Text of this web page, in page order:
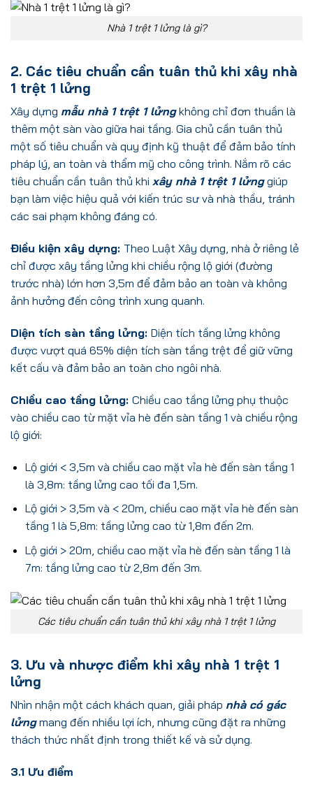
Nhà 1 trệt 1 lửng là gì?
2. Các tiêu chuẩn cần tuân thủ khi xây nhà
1 trệt 1 lửng
Xây dựng mẫu nhà 1 trệt 1 lửngkhông chỉ đơn thuần là
thêm một sàn vào giữa hai tầng. Gia chủ cần tuân thủ
một số tiêu chuẩn và quy định kỹ thuật để đảm bảo tính
pháp lý, an toàn và thẩm mỹ cho công trình. Nắm rõ các
tiêu chuẩn cần tuân thủ khi xây nhà 1 trệt 1 lửnggiúp
bạn làm việc hiệu quả với kiến trúc sư và nhà thầu, tránh
các sai phạm không đáng có.
Điều kiện xây dựng: Theo Luật Xây dựng, nhà ở riêng lẻ
chỉ được xây tầng lửng khi chiều rộng lộ giới (đường
trước nhà) lớn hơn 3,5m để đảm bảo an toàn và không
ảnh hưởng đến công trình xung quanh.
Diện tích sàn tầng lửng: Diện tích tầng lửng không
được vượt quá 65% diện tích sàn tầng trệt để giữ vững
kết cấu và đảm bảo an toàn cho ngôi nhà.
Chiều cao tầng lửng: Chiều cao tầng lửng phụ thuộc
vào chiều cao từ mặt vỉa hè đến sàn tầng 1 và chiều rộng
lộ giới:
Lộ giới < 3,5m và chiều cao mặt vỉa hè đến sàn tầng 1
là 3,8m: tầng lửng cao tối đa 1,5m.
Lộ giới > 3,5m và < 20m, chiều cao mặt vỉa hè đến sàn
tầng 1 là 5,8m: tầng lửng cao từ 1,8m đến 2m.
Lộ giới > 20m, chiều cao mặt vỉa hè đến sàn tầng 1 là
7m: tầng lửng cao từ 2,8m đến 3m.
Các tiêu chuẩn cần tuân thủ khi xây nhà 1 trệt 1 lửng
3. Ưu và nhược điểm khi xây nhà 1 trệt 1
lửng
Nhìn nhận một cách khách quan, giải pháp nhà có gác
lửngmang đến nhiều lợi ích, nhưng cũng đặt ra những
thách thức nhất định trong thiết kế và sử dụng.
3.1 Ưu điểm